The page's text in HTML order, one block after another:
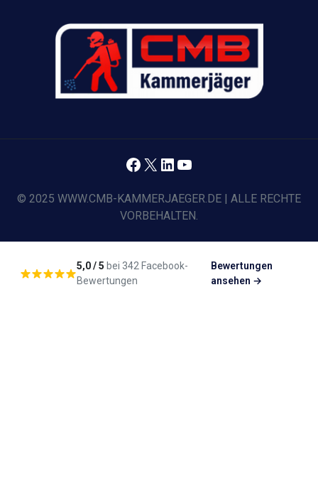
© 2025 WWW.CMB-KAMMERJAEGER.DE | ALLE RECHTE
VORBEHALTEN.
Facebook
X LinkedIn
YouTube
5,0 / 5 bei 342 Facebook-
Bewertungen
Bewertungen
ansehen →